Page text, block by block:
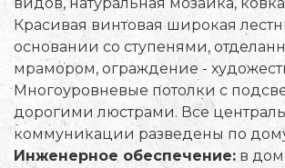
Красивая винтовая широкая
основании со ступенями,
мрамором, ограждение -
Многоуровневые потолки с
дорогими люстрами. Все
коммуникации разведены по
Инженерное обеспечение: в